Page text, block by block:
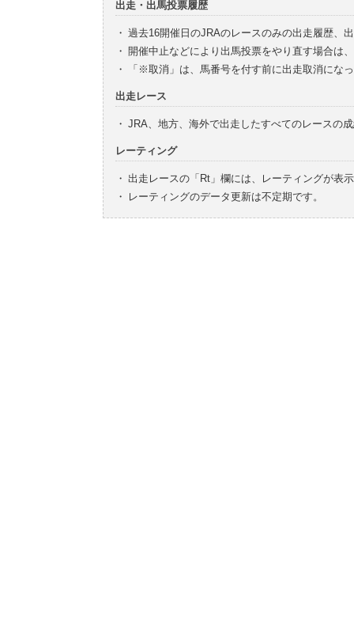
出走・出馬投票履歴
・ 過去16開催日のJRAのレースのみの出走履歴、
・ 開催中止などにより出馬投票をやり直す場合は
・
「※取消」は、馬番号を付す前に出走取消にな
出走レース
・ JRA、地方、海外で出走したすべてのレースの
レーティング
・ 出走レースの「Rt」欄には、レーティングが表
・
レーティングのデータ更新は不定期です。